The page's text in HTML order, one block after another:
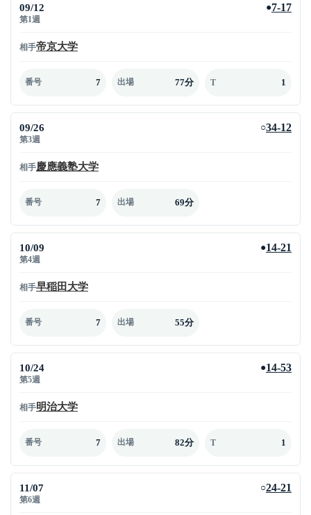
09/12
第1週
●7-17
相手帝京大学
番号 7 出場 77分 T 1
09/26
第3週
○34-12
相手慶應義塾大学
番号 7 出場 69分
10/09
第4週
●14-21
相手早稲田大学
番号 7 出場 55分
10/24
第5週
●14-53
相手明治大学
番号 7 出場 82分 T 1
11/07
第6週
○24-21